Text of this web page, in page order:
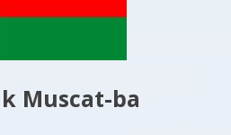
Muscat-ba